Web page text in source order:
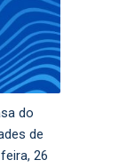
do
de
26